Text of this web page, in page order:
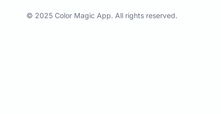
© 2025 Color Magic App. All rights reserved.